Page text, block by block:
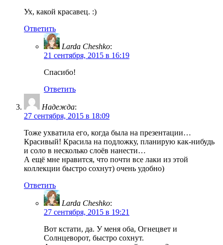
Ух, какой красавец. :)
Ответить
Larda Cheshko:
21 сентября, 2015 в 16:19
Спасибо!
Ответить
Надежда:
27 сентября, 2015 в 18:09
Тоже ухватила его, когда была на презентации…
Красивый! Красила на подложку, планирую как-нибудь
и соло в несколько слоёв нанести…
А ещё мне нравится, что почти все лаки из этой
коллекции быстро сохнут) очень удобно)
Ответить
Larda Cheshko:
27 сентября, 2015 в 19:21
Вот кстати, да. У меня оба, Огнецвет и
Солнцеворот, быстро сохнут.